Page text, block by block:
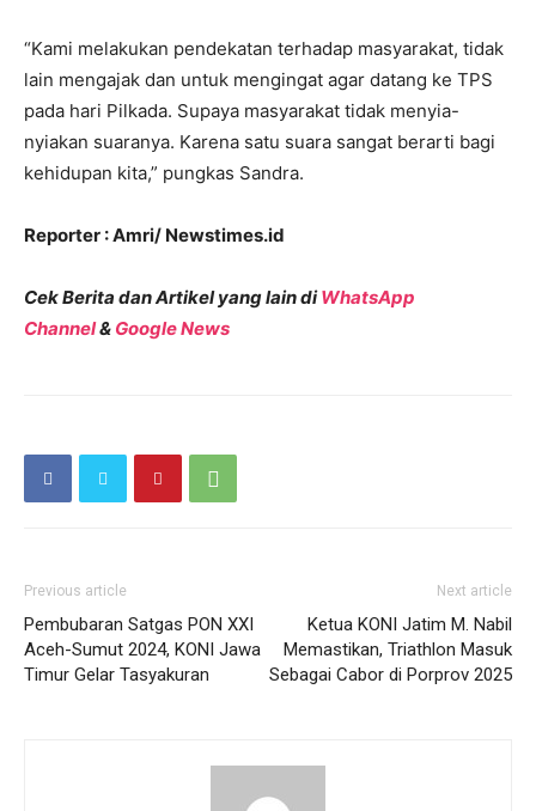
“Kami melakukan pendekatan terhadap masyarakat, tidak
lain mengajak dan untuk mengingat agar datang ke TPS
pada hari Pilkada. Supaya masyarakat tidak menyia-
nyiakan suaranya. Karena satu suara sangat berarti bagi
kehidupan kita,” pungkas Sandra.
Reporter : Amri/ Newstimes.id
Cek Berita dan Artikel yang lain diWhatsApp
Channel& Google News
Previous article
Pembubaran Satgas PON XXI
Aceh-Sumut 2024, KONI Jawa
Timur Gelar Tasyakuran
Next article
Ketua KONI Jatim M. Nabil
Memastikan, Triathlon Masuk
Sebagai Cabor di Porprov 2025